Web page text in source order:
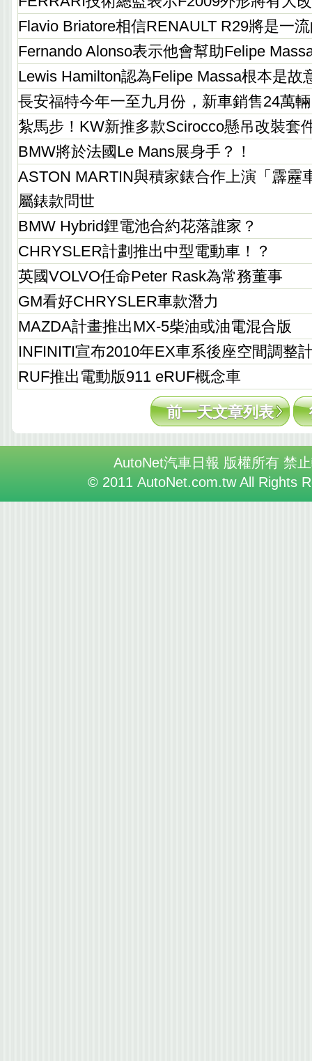
Flavio Briatore相信RENAULT R29將是一
Fernando Alonso表示他會幫助Felipe
Lewis Hamilton認為Felipe Massa根本是故
長安福特今年一至九月份，新車銷售24萬輛
紮馬步！KW新推多款Scirocco懸吊改裝套
BMW將於法國Le Mans展身手？！
ASTON MARTIN與積家錶合作上演「霹靂
屬錶款問世
BMW Hybrid鋰電池合約花落誰家？
CHRYSLER計劃推出中型電動車！？
英國VOLVO任命Peter Rask為常務董事
GM看好CHRYSLER車款潛力
MAZDA計畫推出MX-5柴油或油電混合版
INFINITI宣布2010年EX車系後座空間調整
RUF推出電動版911 eRUF概念車
前一天文章列表
AutoNet汽車日報 版權所有 禁
© 2011 AutoNet.com.tw All Rights